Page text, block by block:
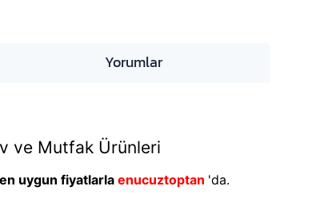
Yorumlar
ve Mutfak Ürünleri
en uygun fiyatlarla enucuztoptan 'da.